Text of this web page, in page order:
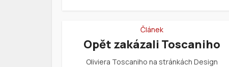
Článek
Opět zakázali Toscaniho
Oliviera Toscaniho na stránkách Design